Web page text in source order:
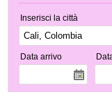
Inserisci la città
Data arrivo